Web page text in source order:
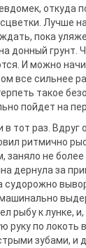
откуда
Лучше
пока
донный грунт.
И можно
все сильнее
такое
пойдет на
тот раз. Вдруг
ритмично
заняло не более
дернула за
судорожно
рыбу к лунке,
руку по локоть
зубами, и